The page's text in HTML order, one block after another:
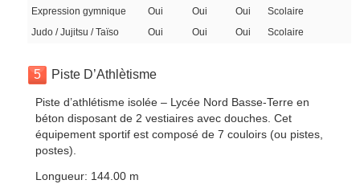
Expression gymnique Oui Oui Oui
Scolaire
Judo / Jujitsu / Taïso
Oui Oui Oui Scolaire
5 Piste D’Athlètisme
Piste d’athlétisme isolée – Lycée Nord Basse-Terre en
béton disposant de 2 vestiaires avec douches. Cet
équipement sportif est composé de 7 couloirs (ou pistes,
postes).
Longueur: 144.00 m